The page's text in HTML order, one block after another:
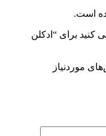
است.
کنید برای “ادکلن
موردنیاز